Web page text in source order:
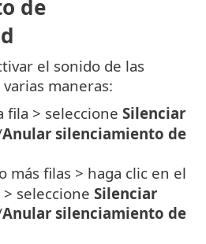
de
el sonido de las
maneras:
fila > seleccione Silenciar
Anular silenciamiento de
más filas > haga clic en el
> seleccione Silenciar
Anular silenciamiento de